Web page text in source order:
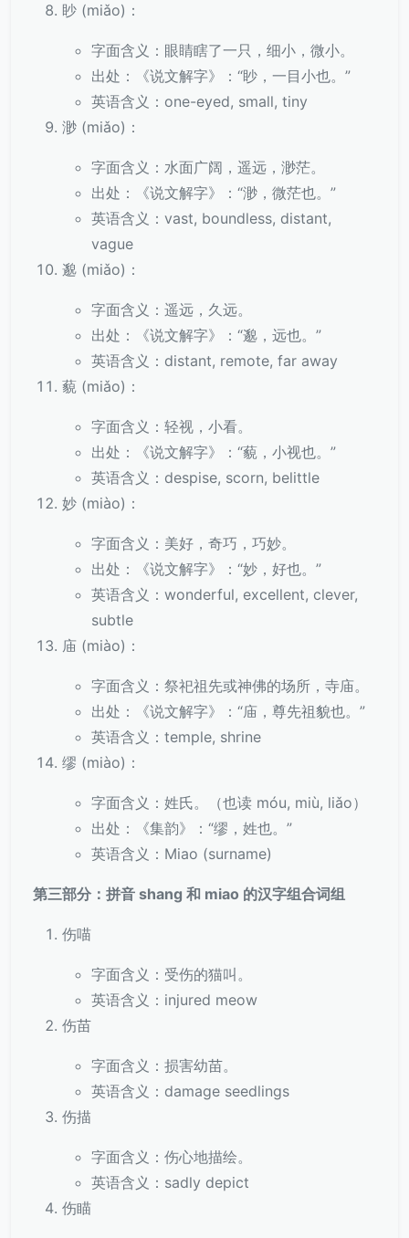
眇 (miǎo)：
字面含义：眼睛瞎了一只，细小，微小。
出处：《说文解字》：“眇，一目小也。”
英语含义：one-eyed, small, tiny
渺 (miǎo)：
字面含义：水面广阔，遥远，渺茫。
出处：《说文解字》：“渺，微茫也。”
英语含义：vast, boundless, distant,
vague
邈 (miǎo)：
字面含义：遥远，久远。
出处：《说文解字》：“邈，远也。”
英语含义：distant, remote, far away
藐 (miǎo)：
字面含义：轻视，小看。
出处：《说文解字》：“藐，小视也。”
英语含义：despise, scorn, belittle
妙 (miào)：
字面含义：美好，奇巧，巧妙。
出处：《说文解字》：“妙，好也。”
英语含义：wonderful, excellent, clever,
subtle
庙 (miào)：
字面含义：祭祀祖先或神佛的场所，寺庙。
出处：《说文解字》：“庙，尊先祖貌也。”
英语含义：temple, shrine
缪 (miào)：
字面含义：姓氏。（也读 móu, miù, liǎo）
出处：《集韵》：“缪，姓也。”
英语含义：Miao (surname)
第三部分：拼音 shang 和 miao 的汉字组合词组
伤喵
字面含义：受伤的猫叫。
英语含义：injured meow
伤苗
字面含义：损害幼苗。
英语含义：damage seedlings
伤描
字面含义：伤心地描绘。
英语含义：sadly depict
伤瞄